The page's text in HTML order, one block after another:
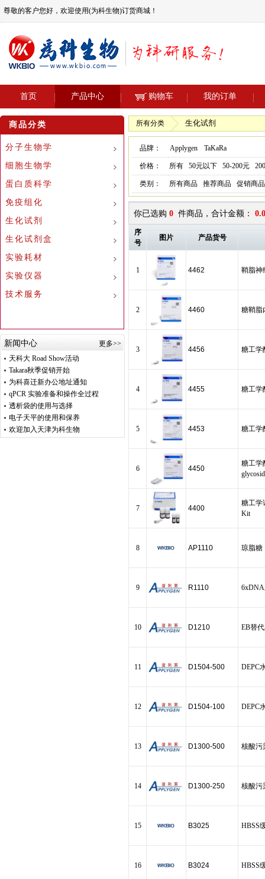
尊敬的客户您好，欢迎使用(为科生物)订货商城！
首页 产品中心 购物车 我的订单
商品分类
分子生物学
细胞生物学
蛋白质科学
免疫组化
生化试剂
生化试剂盒
实验耗材
实验仪器
技术服务
新闻中心
更多>>
天科大 Road Show活动
Takara秋季促销开始
为科喜迁新办公地址通知
qPCR 实验准备和操作全过程
透析袋的使用与选择
电子天平的使用和保养
欢迎加入天津为科生物
所有分类 生化试剂
品牌： Applygen TaKaRa
价格： 所有 50元以下 50-200元
类别： 所有商品 推荐商品 促销商品
你已选购 0 件商品，合计金额：
序
号
图片 产品货号
1 4462 鞘脂神
2 4460 糖鞘脂
3 4456 糖工学
4 4455 糖工学
5 4453 糖工学
6 4450
糖工学
7 4400
糖工学
Kit
8 AP1110 琼脂糖
9 R1110
10 D1210 EB替
11 D1504-500 DEPC
12 D1504-100 DEPC
13 D1300-500 核酸污
14 D1300-250 核酸污
15 B3025 HBSS
16 B3024 HBSS